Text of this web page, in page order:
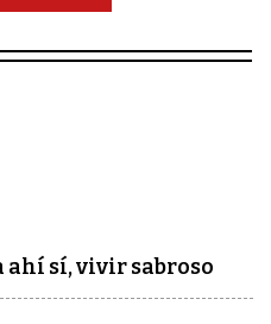
ahí sí, vivir sabroso